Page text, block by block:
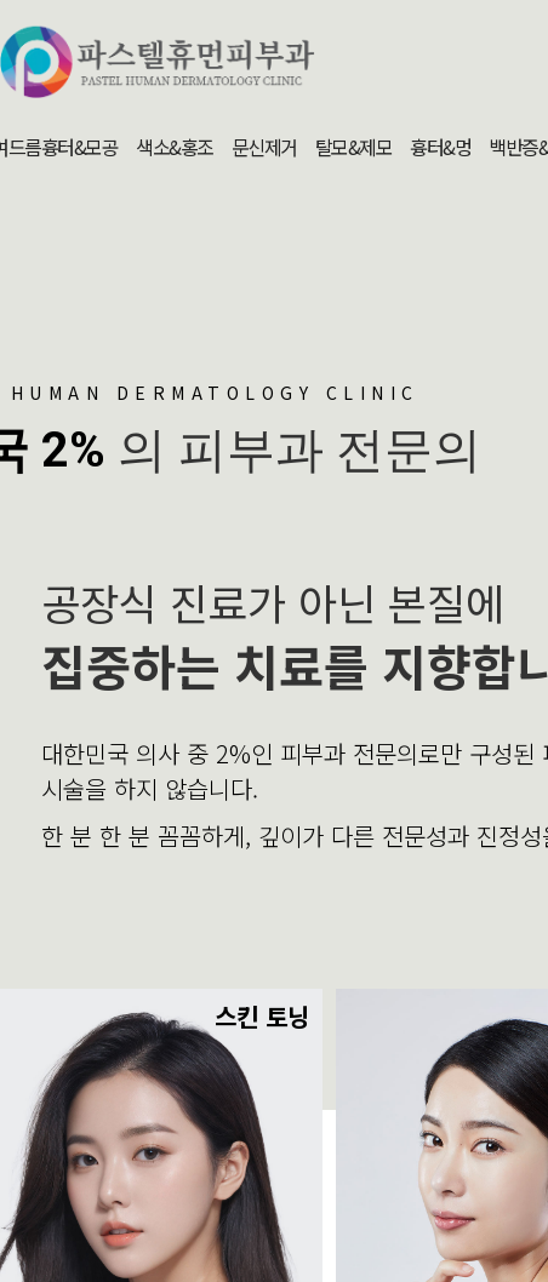
드름흉터&모공 색소&홍조 문신제거 탈모&제모 흉터&멍 백반증
DERMATOLOGY CLINIC
2% 의 피부과 전문의
공장식 진료가 아닌 본질에
집중하는 치료를 지향합
대한민국 의사 중 2%인 피부과 전문의로만 구성된
시술을 하지 않습니다.
한 분 한 분 꼼꼼하게, 깊이가 다른 전문성과 진정
스킨 토닝